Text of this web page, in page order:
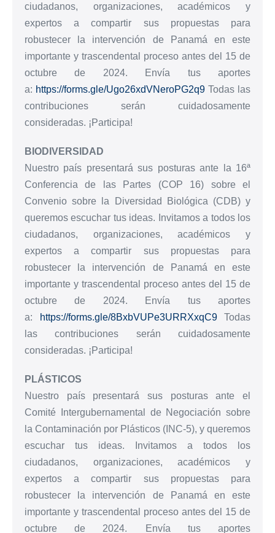
ciudadanos, organizaciones, académicos y
expertos a compartir sus propuestas para
robustecer la intervención de Panamá en este
importante y trascendental proceso antes del 15 de
octubre de 2024. Envía tus aportes
a: https://forms.gle/Ugo26xdVNeroPG2q9 Todas las
contribuciones serán cuidadosamente
consideradas. ¡Participa!
BIODIVERSIDAD
Nuestro país presentará sus posturas ante la 16ª
Conferencia de las Partes (COP 16) sobre el
Convenio sobre la Diversidad Biológica (CDB) y
queremos escuchar tus ideas. Invitamos a todos los
ciudadanos, organizaciones, académicos y
expertos a compartir sus propuestas para
robustecer la intervención de Panamá en este
importante y trascendental proceso antes del 15 de
octubre de 2024. Envía tus aportes
a:
https://forms.gle/8BxbVUPe3URRXxqC9Todas
las contribuciones serán cuidadosamente
consideradas. ¡Participa!
PLÁSTICOS
Nuestro país presentará sus posturas ante el
Comité Intergubernamental de Negociación sobre
la Contaminación por Plásticos (INC-5), y queremos
escuchar tus ideas. Invitamos a todos los
ciudadanos, organizaciones, académicos y
expertos a compartir sus propuestas para
robustecer la intervención de Panamá en este
importante y trascendental proceso antes del 15 de
octubre de 2024. Envía tus aportes